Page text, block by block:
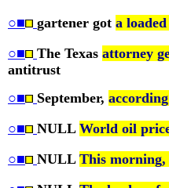
○■
gartener got a
○■
The Texas attorney
antitrust
○■ September,
○■
NULL World oil
○■
NULL This morning,